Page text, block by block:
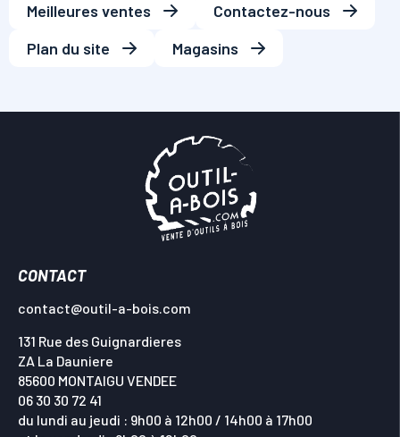
Meilleures ventes
Contactez-nous
Plan du site
Magasins
CONTACT
contact@outil-a-bois.com
131 Rue des Guignardieres
ZA La Dauniere
85600 MONTAIGU VENDEE
06 30 30 72 41
du lundi au jeudi : 9h00 à 12h00 / 14h00 à 17h00